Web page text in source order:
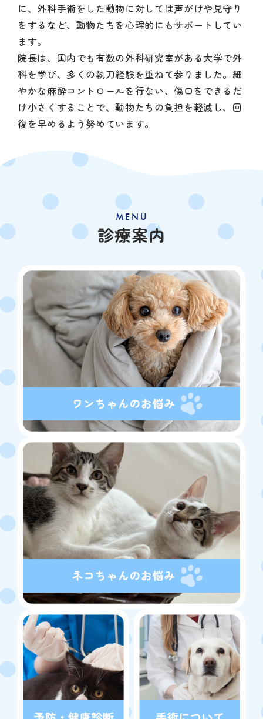
に、外科手術をした動物に対しては声がけや見守り
をするなど、動物たちを心理的にもサポートしてい
ます。
院長は、国内でも有数の外科研究室がある大学で外
科を学び、多くの執刀経験を重ねて参りました。細
やかな麻酔コントロールを行ない、傷口をできるだ
け小さくすることで、動物たちの負担を軽減し、回
復を早めるよう努めています。
MENU
診療案内